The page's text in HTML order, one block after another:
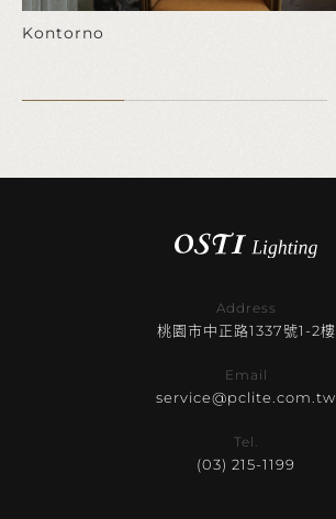
Kontorno
Address
桃園市中正路1337號1-2樓
Email
service@pclite.com.tw
Tel.
(03) 215-1199